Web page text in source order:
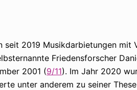
seit 2019 Musikdarbietungen mit
Friedensforscher
2001 (9/11). Im Jahr 2020
unter anderem zu seiner